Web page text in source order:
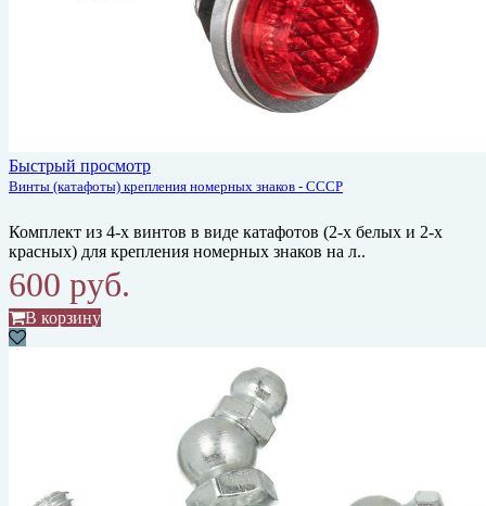
Быстрый просмотр
Винты (катафоты) крепления номерных знаков - СССР
Комплект из 4-х винтов в виде катафотов (2-х белых и 2-х
красных) для крепления номерных знаков на л..
600 руб.
В корзину